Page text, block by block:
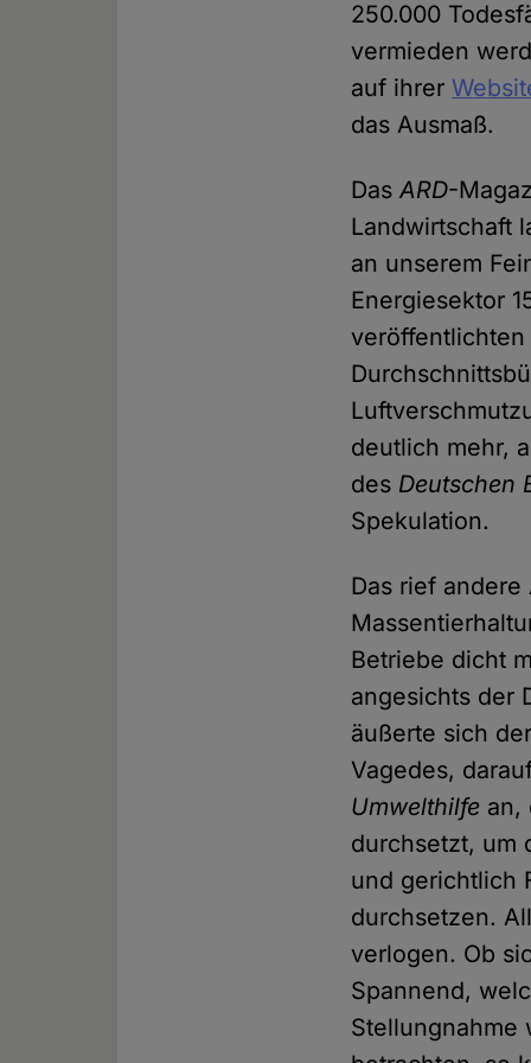
250.000
vermieden
auf ihrer
das Ausmaß.
DasARD-
Landwirtschaft
an unserem
Energiesektor
deutlich mehr,
des Deutschen
Spekulation.
Das rief
Betriebe dicht
angesichts der
äußerte sich
Vagedes,
Umwelthilfe an,
durchsetzt, um
und gerichtlich
durchsetzen.
verlogen. Ob
Spannend,
Stellungnahme